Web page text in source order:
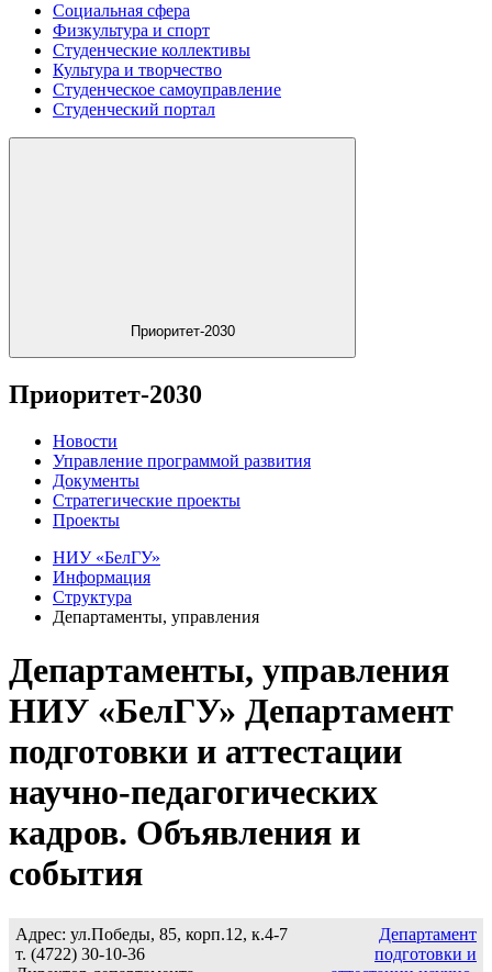
Социальная сфера
Физкультура и спорт
Студенческие коллективы
Культура и творчество
Студенческое самоуправление
Студенческий портал
Приоритет-2030
Приоритет-2030
Новости
Управление программой развития
Документы
Стратегические проекты
Проекты
НИУ «БелГУ»
Информация
Структура
Департаменты, управления
Департаменты, управления
НИУ «БелГУ» Департамент
подготовки и аттестации
научно-педагогических
кадров. Объявления и
события
Адрес: ул.Победы, 85, корп.12, к.4-7
т. (4722) 30-10-36
Департамент
подготовки и